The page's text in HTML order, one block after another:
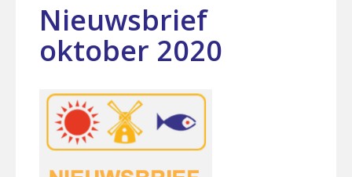
Nieuwsbrief
oktober 2020